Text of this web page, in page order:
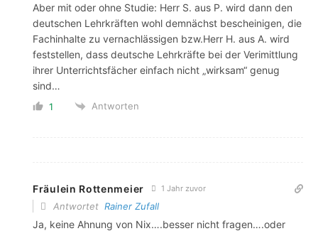
Aber mit oder ohne Studie: Herr S. aus P. wird dann den
deutschen Lehrkräften wohl demnächst bescheinigen, die
Fachinhalte zu vernachlässigen bzw.Herr H. aus A. wird
feststellen, dass deutsche Lehrkräfte bei der Verimittlung
ihrer Unterrichtsfächer einfach nicht „wirksam“ genug
sind…
1 Antworten
Fräulein Rottenmeier 1 Jahr zuvor
Antwortet Rainer Zufall
Ja, keine Ahnung von Nix….besser nicht fragen….oder